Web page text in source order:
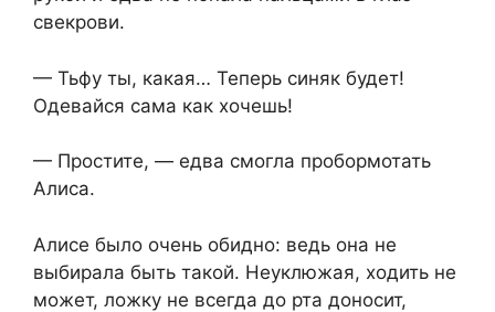
свекрови.
— Тьфу ты, какая… Теперь синяк будет!
Одевайся сама как хочешь!
— Простите, — едва смогла пробормотать
Алиса.
Алисе было очень обидно: ведь она не
выбирала быть такой. Неуклюжая, ходить не
может, ложку не всегда до рта доносит,